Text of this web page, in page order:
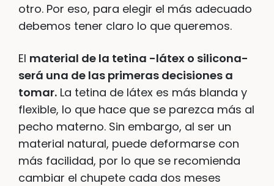
otro. Por eso, para elegir el más adecuado
debemos tener claro lo que queremos.
El material de la tetina -látex o silicona-
será una de las primeras decisiones a
tomar. La tetina de látex es más blanda y
flexible, lo que hace que se parezca más al
pecho materno. Sin embargo, al ser un
material natural, puede deformarse con
más facilidad, por lo que se recomienda
cambiar el chupete cada dos meses